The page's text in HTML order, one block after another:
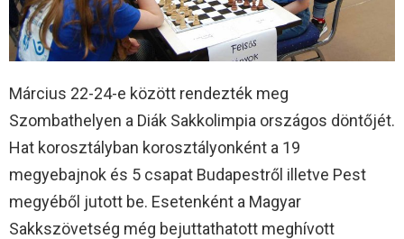
Március 22-24-e között rendezték meg
Szombathelyen a Diák Sakkolimpia országos döntőjét.
Hat korosztályban korosztályonként a 19
megyebajnok és 5 csapat Budapestről illetve Pest
megyéből jutott be. Esetenként a Magyar
Sakkszövetség még bejuttathatott meghívott